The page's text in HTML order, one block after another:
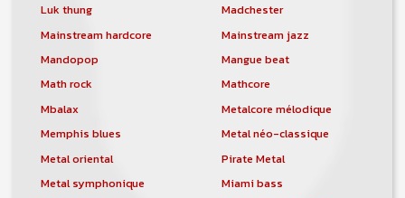
Luk thung
Madchester
Mainstream hardcore
Mainstream jazz
Mandopop
Mangue beat
Math rock
Mathcore
Mbalax
Metalcore mélodique
Memphis blues
Metal néo-classique
Metal oriental
Pirate Metal
Metal symphonique
Miami bass
Un nouveau service de petites annonces
pour musicien vous est proposé sur le
site. Ce service permet, lorsque vous
êtes musiciens ou un groupe, un
orchestre, DJ, etc... de chercher un/des